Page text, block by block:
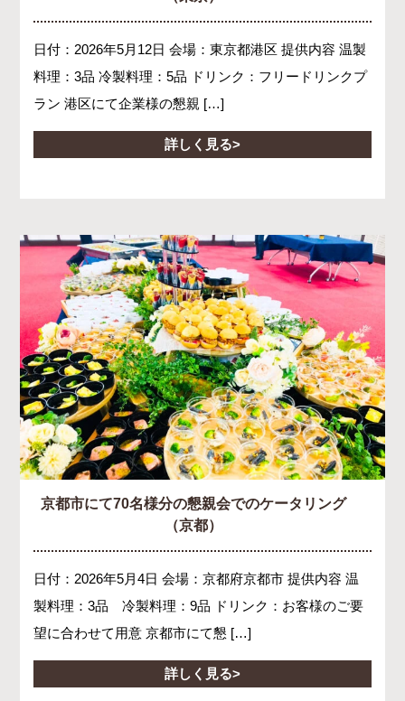
日付：2026年5月12日 会場：東京都港区 提供内容 温製
料理：3品 冷製料理：5品 ドリンク：フリードリンクプ
ラン 港区にて企業様の懇親 […]
詳しく見る
京都市にて70名様分の懇親会でのケータリング
（京都）
日付：2026年5月4日 会場：京都府京都市 提供内容 温
製料理：3品 冷製料理：9品 ドリンク：お客様のご要
望に合わせて用意 京都市にて懇 […]
詳しく見る